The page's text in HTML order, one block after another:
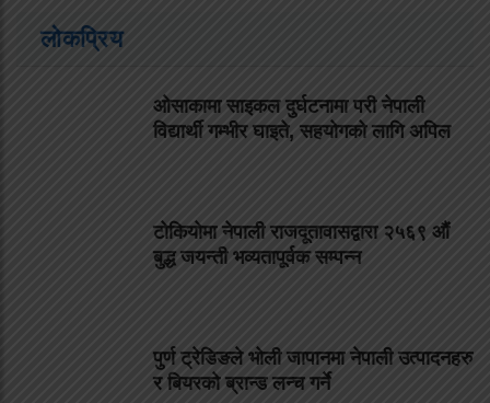
लोकप्रिय
ओसाकामा साइकल दुर्घटनामा परी नेपाली
विद्यार्थी गम्भीर घाइते, सहयोगको लागि अपिल
टोकियोमा नेपाली राजदूतावासद्वारा २५६९ औं
बुद्ध जयन्ती भव्यतापूर्वक सम्पन्न
पुर्ण ट्रेडिङले भोली जापानमा नेपाली उत्पादनहरु
र बियरको ब्रान्ड लन्च गर्ने